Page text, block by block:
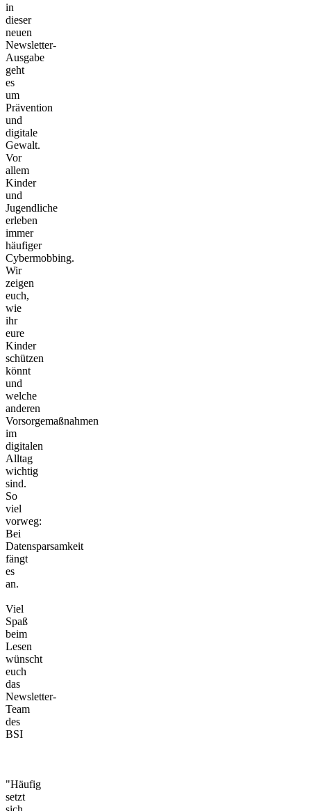
in
dieser
neuen
Newsletter-
Ausgabe
geht
es
um
Prävention
und
digitale
Gewalt.
Vor
allem
Kinder
und
Jugendliche
erleben
immer
häufiger
Cybermobbing.
Wir
zeigen
euch,
wie
ihr
eure
Kinder
schützen
könnt
und
welche
anderen
Vorsorgemaßnahmen
im
digitalen
Alltag
wichtig
sind.
So
viel
vorweg:
Bei
Datensparsamkeit
fängt
es
an.
Viel
Spaß
beim
Lesen
wünscht
euch
das
Newsletter-
Team
des
BSI
"Häufig
setzt